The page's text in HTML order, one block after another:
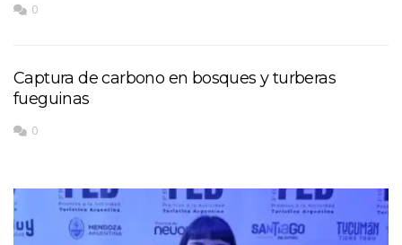
0
Captura de carbono en bosques y turberas
fueguinas
0